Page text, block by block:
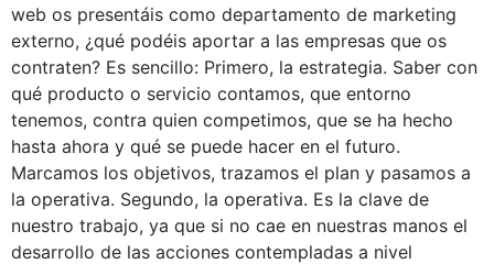
web os presentáis como departamento de marketing
externo, ¿qué podéis aportar a las empresas que os
contraten? Es sencillo: Primero, la estrategia. Saber con
qué producto o servicio contamos, que entorno
tenemos, contra quien competimos, que se ha hecho
hasta ahora y qué se puede hacer en el futuro.
Marcamos los objetivos, trazamos el plan y pasamos a
la operativa. Segundo, la operativa. Es la clave de
nuestro trabajo, ya que si no cae en nuestras manos el
desarrollo de las acciones contempladas a nivel